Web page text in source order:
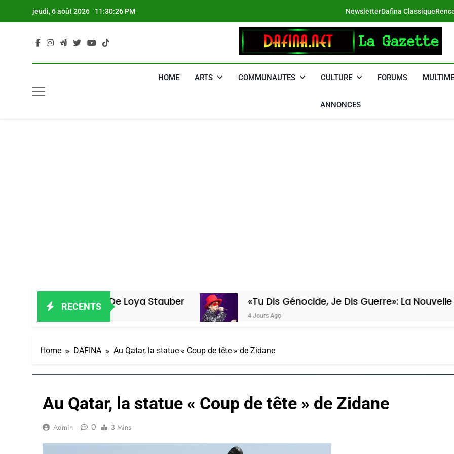
jeudi, 6 août 2026 11:30:26 PM NewsletterDafina Classique
DAFINA
HOME ARTS COMMUNAUTES CULTURE FORUMS
ANNONCES
RECENTS
– Vanessa De Loya Stauber «Tu Dis Génocide, Je Dis Guerre»: La Nouvelle Chanson
4 Jours Ago
Home DAFINA Au Qatar, la statue « Coup de tête » de Zidane
Au Qatar, la statue « Coup de tête » de Zidane
Admin 0 3 Mins